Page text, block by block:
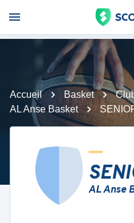
Accueil Basket
AL Anse Basket
AL Anse